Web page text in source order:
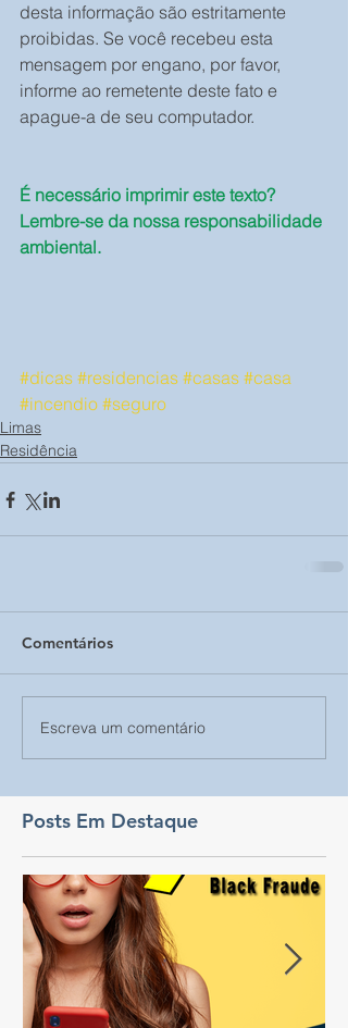
desta informação são estritamente
proibidas. Se você recebeu esta
mensagem por engano, por favor,
informe ao remetente deste fato e
apague-a de seu computador.
É necessário imprimir este texto?
Lembre-se da nossa responsabilidade
ambiental.
#dicas #residencias #casas #casa
#incendio #seguro
Limas
Residência
Comentários
Escreva um comentário
Posts Em Destaque